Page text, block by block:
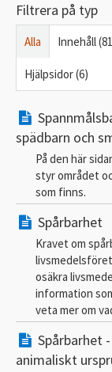
Filtrera på typ
Alla Innehåll
Hjälpsidor (6)
spädbarn och
På den här
styr området
som finns.
Spårbarhet
Kravet om
osäkra
information
veta mer om
Spårbarhet
animaliskt